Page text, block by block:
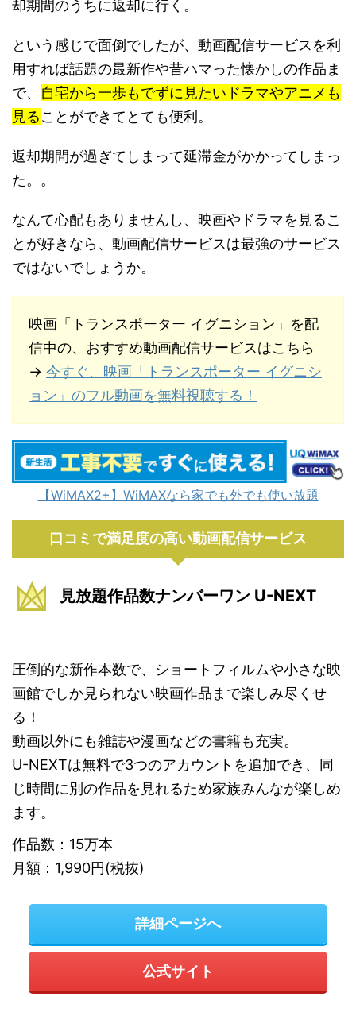
却期間のうちに返却に行く。
という感じで面倒でしたが、動画配信サービスを利
用すれば話題の最新作や昔ハマった懐かしの作品ま
で、 自宅から一歩もでずに見たいドラマやアニメも
見ることができてとても便利。
返却期間が過ぎてしまって延滞金がかかってしまっ
た。。
なんて心配もありませんし、映画やドラマを見るこ
とが好きなら、動画配信サービスは最強のサービス
ではないでしょうか。
映画「トランスポーター イグニション」を配
信中の、おすすめ動画配信サービスはこちら
→ 今すぐ、映画「トランスポーター イグニシ
ョン」のフル動画を無料視聴する！
【WiMAX2+】WiMAXなら家でも外でも使い放題
口コミで満足度の高い動画配信サービス
見放題作品数ナンバーワン U-NEXT
圧倒的な新作本数で、ショートフィルムや小さな映
画館でしか見られない映画作品まで楽しみ尽くせ
る！
動画以外にも雑誌や漫画などの書籍も充実。
U-NEXTは無料で3つのアカウントを追加でき、同
じ時間に別の作品を見れるため家族みんなが楽しめ
ます。
作品数：15万本
月額：1,990円(税抜)
詳細ページへ
公式サイト